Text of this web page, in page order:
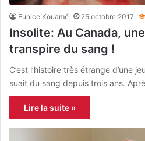
Eunice Kouamé 25 octobre 2017
Insolite: Au Canada,
transpire du sang !
C’est l’histoire très étrange d’une
suait du sang depuis trois ans.
Lire la suite »